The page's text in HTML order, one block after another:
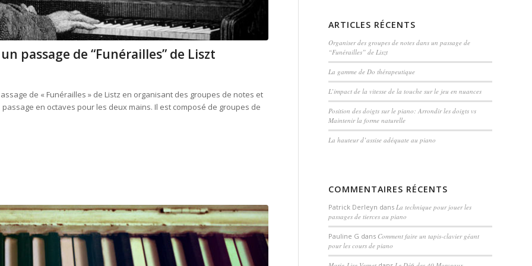
passage de “Funérailles” de Liszt
de « Funérailles » de Listz en organisant des groupes de notes et
en octaves pour les deux mains. Il est composé de groupes de
ARTICLES RÉCENTS
Organiser des groupes de notes dans un passage de
“Funérailles” de Liszt
La gamme de Do thérapeutique
L’impact de la vitesse de la touche sur le jeu en nuances
Position des doigts sur le piano: Arrondir les doigts vs
Maintenir la forme naturelle
La hauteur d’assise adéquate au piano
COMMENTAIRES RÉCENTS
Patrick Derleyn dansLa technique pour jouer les
passages de tierces au piano
Pauline G dans Comment faire un tapis-clavier géant
pour les cours de piano